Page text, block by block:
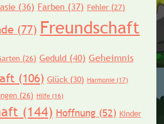
(36) Farben(37) Fehler(27)
(77) Freundschaft
(26) Geduld(40) Geheimnis
(106) Glück(30) Harmonie(17)
(26) Hilfe(16)
(144) Hoffnung (52) Kinder